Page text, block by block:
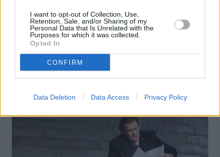
I want to opt-out of Collection, Use,
Retention, Sale, and/or Sharing of my
Personal Data that Is Unrelated with the
Purposes for which it was collected.
Opted In
CONFIRM
Data Deletion Data Access Privacy Policy
21 sierpnia 2012, 10:05
Polacy głupsi niż Amerykanie?
Wierzymy, że lasery wydają dźwięki,
żyliśmy z dinozaurami, a pomidory
nie mają genów